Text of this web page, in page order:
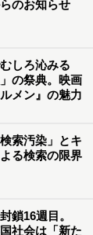
のお知らせ
しろ沁みる
」の祭典。映画
ルメン』の魅力
索汚染」とキ
る検索の限界
鎖16週目。
社会は「新た